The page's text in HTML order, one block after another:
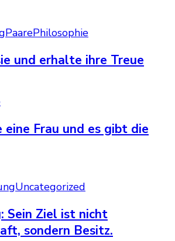
PaarePhilosophie
und erhalte ihre Treue
eine Frau und es gibt die
Uncategorized
Sein Ziel ist nicht
sondern Besitz.